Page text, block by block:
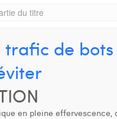
trafic de
en pleine